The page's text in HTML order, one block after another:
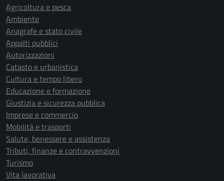
Agricoltura e pesca
Ambiente
Anagrafe e stato civile
Appalti pubblici
Autorizzazioni
Catasto e urbanistica
Cultura e tempo libero
Educazione e formazione
Giustizia e sicurezza pubblica
Imprese e commercio
Mobilità e trasporti
Salute, benessere e assistenza
Tributi, finanze e contravvenzioni
Turismo
Vita lavorativa